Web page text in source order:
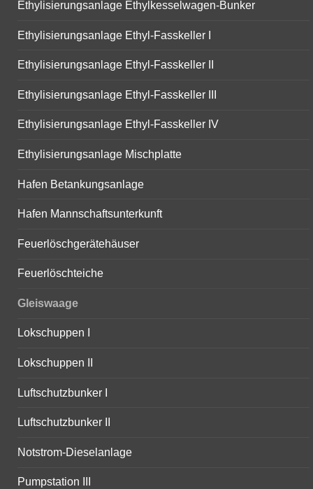
Ethylisierungsanlage Ethylkesselwagen-Bunker
Ethylisierungsanlage Ethyl-Fasskeller I
Ethylisierungsanlage Ethyl-Fasskeller II
Ethylisierungsanlage Ethyl-Fasskeller III
Ethylisierungsanlage Ethyl-Fasskeller IV
Ethylisierungsanlage Mischplatte
Hafen Betankungsanlage
Hafen Mannschaftsunterkunft
Feuerlöschgerätehäuser
Feuerlöschteiche
Gleiswaage
Lokschuppen I
Lokschuppen II
Luftschutzbunker I
Luftschutzbunker II
Notstrom-Dieselanlage
Pumpstation III